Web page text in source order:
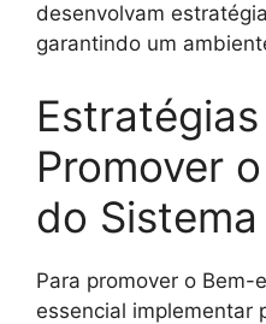
desenvolvam
garantindo um
Promover
do Sistema
Para promover o Bem-
essencial implementar